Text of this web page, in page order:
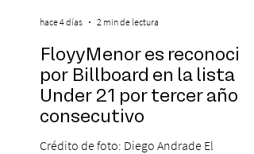
FloyyMenor es reconocido
por Billboard en la lista 21
Under 21 por tercer año
consecutivo
Crédito de foto: Diego Andrade El
hace 4 días 2 min de lectura